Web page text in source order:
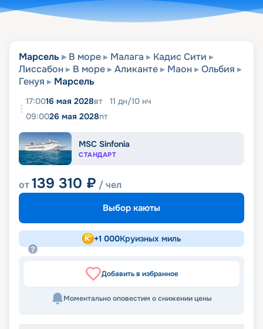
Марсель В море Малага
Кадис Сити
Лиссабон
В море Аликанте Маон
Ольбия
Генуя
Марсель
17:0016 мая 2028вт 11 дн/10 нч
09:0026 мая 2028пт
MSC Sinfonia
СТАНДАРТ
от139 310 ₽ / чел
Выбор каюты
+1 000Круизных миль
Добавить в избранное
Моментально оповестим о снижении цены